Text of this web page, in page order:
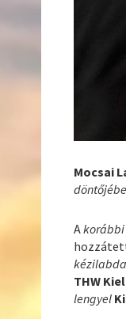
Mocsai
Akorábbi
kézilabda
THW
lengyel